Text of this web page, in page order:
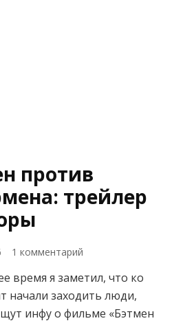
против
трейлер
1 комментарийк
Бэтмен
против
Супермена:
время я заметил, что ко
начали заходить люди,
инфу о фильме «Бэтмен